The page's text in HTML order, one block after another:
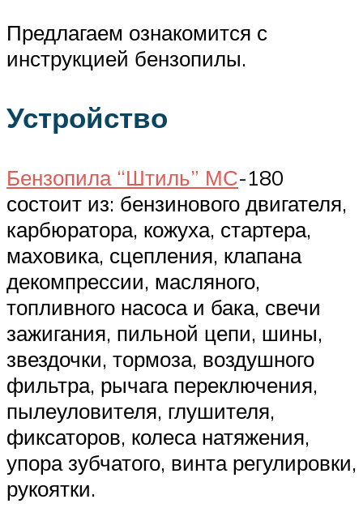
Предлагаем ознакомится с
инструкцией бензопилы.
Устройство
Бензопила “Штиль” МС-180
состоит из: бензинового двигателя,
карбюратора, кожуха, стартера,
маховика, сцепления, клапана
декомпрессии, масляного,
топливного насоса и бака, свечи
зажигания, пильной цепи, шины,
звездочки, тормоза, воздушного
фильтра, рычага переключения,
пылеуловителя, глушителя,
фиксаторов, колеса натяжения,
упора зубчатого, винта регулировки,
рукоятки.